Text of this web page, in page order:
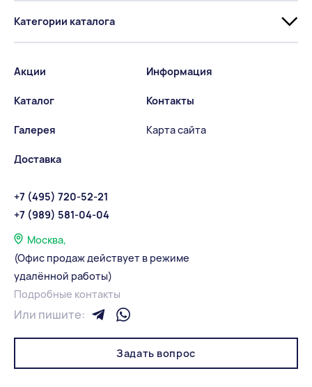
Категории каталога
Акции
Каталог
Галерея
Доставка
Информация
Контакты
Карта сайта
+7 (495) 720-52-21
+7 (989) 581-04-04
Москва,
(Офис продаж действует в режиме
удалённой работы)
Подробные контакты
Или пишите:
Задать вопрос